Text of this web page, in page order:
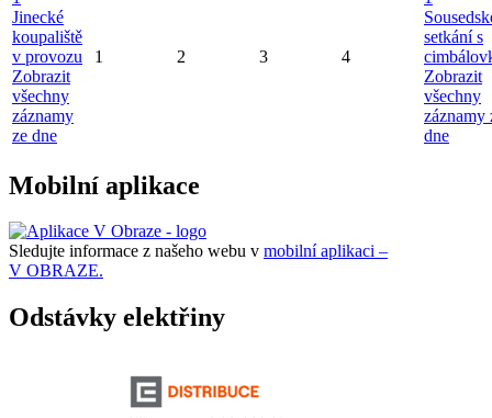
Jinecké
koupaliště
v provozu
Zobrazit
všechny
záznamy
ze dne
1 2 3 4
setkání s
Zobrazit
všechny
záznamy
dne
Mobilní aplikace
Sledujte informace z našeho webu v mobilní aplikaci –
V OBRAZE.
Odstávky elektřiny